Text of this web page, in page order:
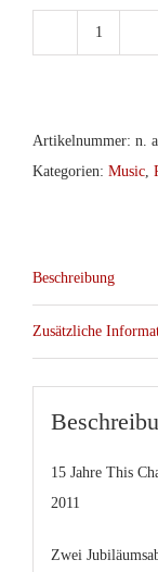
–
zwei
(02.10.
Artikelnummer: n. a.
Kategorien: Music
Beschreibung
Zusätzliche
15 Jahre This
2011
Zwei